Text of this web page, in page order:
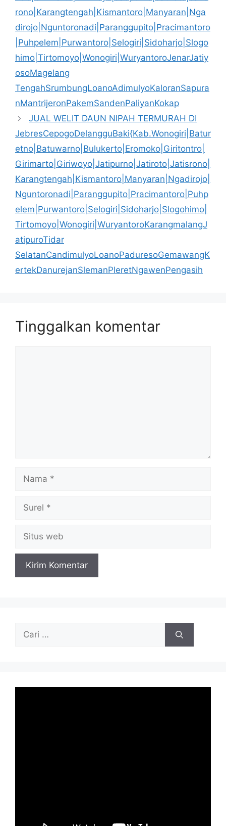
rono|Karangtengah|Kismantoro|Manyaran|Nga
dirojo|Nguntoronadi|Paranggupito|Pracimantoro
|Puhpelem|Purwantoro|Selogiri|Sidoharjo|Slogo
himo|Tirtomoyo|Wonogiri|WuryantoroJenarJatiy
osoMagelang
TengahSrumbungLoanoAdimulyoKaloranSapura
nMantrijeronPakemSandenPaliyanKokap
JUAL WELIT DAUN NIPAH TERMURAH DI
JebresCepogoDelangguBaki{Kab.Wonogiri|Batur
etno|Batuwarno|Bulukerto|Eromoko|Giritontro|
Girimarto|Giriwoyo|Jatipurno|Jatiroto|Jatisrono|
Karangtengah|Kismantoro|Manyaran|Ngadirojo|
Nguntoronadi|Paranggupito|Pracimantoro|Puhp
elem|Purwantoro|Selogiri|Sidoharjo|Slogohimo|
Tirtomoyo|Wonogiri|WuryantoroKarangmalangJ
atipuroTidar
SelatanCandimulyoLoanoPaduresoGemawangK
ertekDanurejanSlemanPleretNgawenPengasih
Tinggalkan komentar
Nama
Surel
Situs
web
Cari